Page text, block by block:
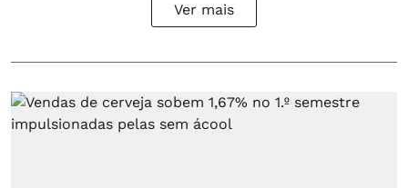
Ver mais